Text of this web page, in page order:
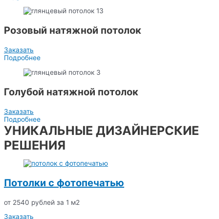
Розовый натяжной потолок
Заказать
Подробнее
Голубой натяжной потолок
Заказать
Подробнее
УНИКАЛЬНЫЕ ДИЗАЙНЕРСКИЕ
РЕШЕНИЯ
Потолки с фотопечатью
от 2540 рублей за 1 м2
Заказать